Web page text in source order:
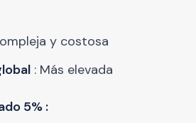
y costosa
: Más elevada
5% :